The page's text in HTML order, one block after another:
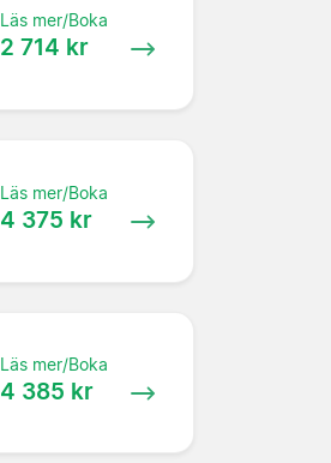
Läs mer/Boka
2 714 kr
Läs mer/Boka
4 375 kr
Läs mer/Boka
4 385 kr